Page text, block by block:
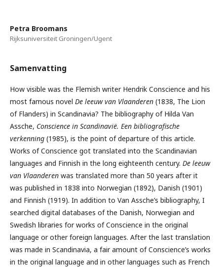
Petra Broomans
Rijksuniversiteit Groningen/Ugent
Samenvatting
How visible was the Flemish writer Hendrik Conscience and his
most famous novel De leeuw van Vlaanderen (1838, The Lion
of Flanders) in Scandinavia? The bibliography of Hilda Van
Assche, Conscience in Scandinavië. Een bibliografische
verkenning (1985), is the point of departure of this article.
Works of Conscience got translated into the Scandinavian
languages and Finnish in the long eighteenth century. De leeuw
van Vlaanderen was translated more than 50 years after it
was published in 1838 into Norwegian (1892), Danish (1901)
and Finnish (1919). In addition to Van Assche’s bibliography, I
searched digital databases of the Danish, Norwegian and
Swedish libraries for works of Conscience in the original
language or other foreign languages. After the last translation
was made in Scandinavia, a fair amount of Conscience’s works
in the original language and in other languages such as French